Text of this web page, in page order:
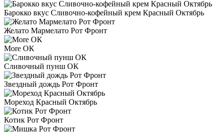
Барокко вкус Сливочно-кофейный крем Красный Октябрь
Желато Мармелато Рот Фронт
More ОК
Сливочный пунш ОК
Звездный дождь Рот Фронт
Мореход Красный Октябрь
Котик Рот Фронт